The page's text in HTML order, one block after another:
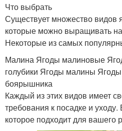
Что выбрать
Существует множество видов
которые можно выращивать
Некоторые из самых
Малина Ягоды малиновые
голубики Ягоды малины
боярышника
Каждый из этих видов имеет
требования к посадке и
которое подходит для вашего